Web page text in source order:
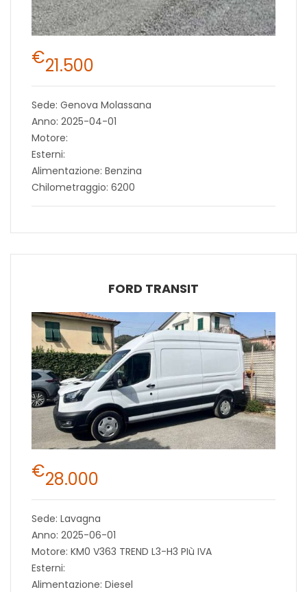
€21.500
Sede: Genova Molassana
Anno: 2025-04-01
Motore:
Esterni:
Alimentazione: Benzina
Chilometraggio: 6200
FORD TRANSIT
€28.000
Sede: Lavagna
Anno: 2025-06-01
Motore: KM0 V363 TREND L3-H3 PIù IVA
Esterni:
Alimentazione: Diesel